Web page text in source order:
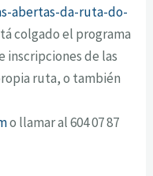
abertas-da-ruta-do-
colgado el programa
inscripciones de las
ruta, o también
o llamar al 604 07 87